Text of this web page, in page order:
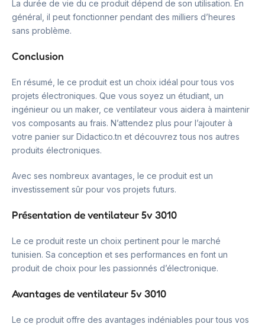
La durée de vie du ce produit dépend de son utilisation. En
général, il peut fonctionner pendant des milliers d’heures
sans problème.
Conclusion
En résumé, le ce produit est un choix idéal pour tous vos
projets électroniques. Que vous soyez un étudiant, un
ingénieur ou un maker, ce ventilateur vous aidera à maintenir
vos composants au frais. N’attendez plus pour l’ajouter à
votre panier sur Didactico.tn et découvrez tous nos autres
produits électroniques.
Avec ses nombreux avantages, le ce produit est un
investissement sûr pour vos projets futurs.
Présentation de ventilateur 5v 3010
Le ce produit reste un choix pertinent pour le marché
tunisien. Sa conception et ses performances en font un
produit de choix pour les passionnés d’électronique.
Avantages de ventilateur 5v 3010
Le ce produit offre des avantages indéniables pour tous vos